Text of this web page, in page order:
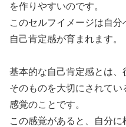
を作りやすいのです。
このセルフイメージは自
自己肯定感が育まれます。
基本的な自己肯定感とは
そのものを大切にされてい
感覚のことです。
この感覚があると、自分